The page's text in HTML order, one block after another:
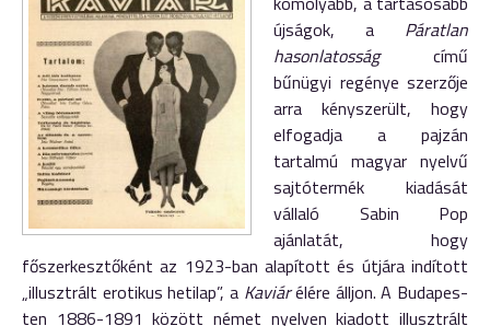
újságok, a Páratlan
hasonlatosságcí­mű
bűnügyi regénye szerzője
arra kényszerült, hogy
elfogadja a paj­zán
tartalmú magyar nyelvű
sajtó­termék kiadását
vállaló Sabin Pop
ajánlatát, hogy
főszerkesztőként az 1923-ban alapított és útjára in­dított
„illusztrált erotikus hetilap”, a Kaviárélére álljon. A Buda­pes­
ten 1886-1891 között német nyelven kiadott illusztrált